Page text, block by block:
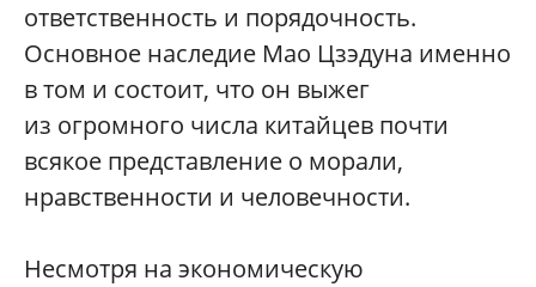
ответственность и порядочность.
Основное наследие Мао Цзэдуна именно
в том и состоит, что он выжег
из огромного числа китайцев почти
всякое представление о морали,
нравственности и человечности.
Несмотря на экономическую